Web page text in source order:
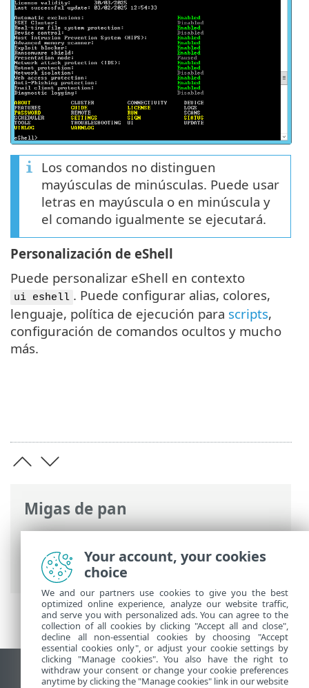
Migas de pan
Ayuda en línea de ESET>ESET Mail
Security >Uso de ESET Mail Security>
Herramientas> Shell de ESET
Los comandos no distinguen
mayúsculas de minúsculas. Puede usar
letras en mayúscula o en minúscula y
el comando igualmente se ejecutará.
Personalización de eShell
Puede personalizar eShell en contexto
ui eshell . Puede configurar alias, colores,
lenguaje, política de ejecución para scripts,
configuración de comandos ocultos y mucho
más.
Ver sitio del escritorio
Your account, your cookies
choice
We and our partners use cookies to give you the best
optimized online experience, analyze our website traffic,
and serve you with personalized ads. You can agree to the
collection of all cookies by clicking "Accept all and close",
decline all non-essential cookies by choosing "Accept
essential cookies only", or adjust your cookie settings by
clicking "Manage cookies". You also have the right to
withdraw your consent or change your cookie preferences
anytime by clicking the "Manage cookies" link in our website